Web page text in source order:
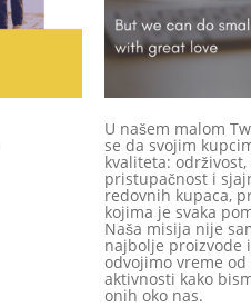
U našem malom
se da svojim
kvaliteta:
pristupačnost i
redovnih kupaca,
kojima je svaka
Naša misija nije
najbolje proizvode
odvojimo vreme
aktivnosti kako
onih oko nas.